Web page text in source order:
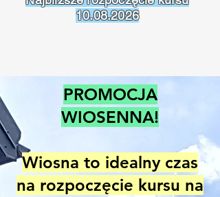
10.08.2026
PROMOCJA
WIOSENNA!
Wiosna to idealny czas
na rozpoczęcie kursu na